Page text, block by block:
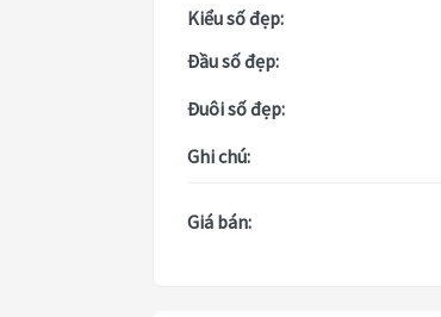
Kiểu số đẹp:
Đầu số đẹp:
Đuôi số đẹp:
Ghi chú:
Giá bán: